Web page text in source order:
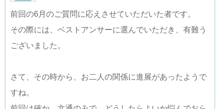
前回の6月のご質問に応えさせていただいた者です。
その際には、ベストアンサーに選んでいただき、有難う
ございました。
さて、その時から、お二人の関係に進展があったようで
すね。